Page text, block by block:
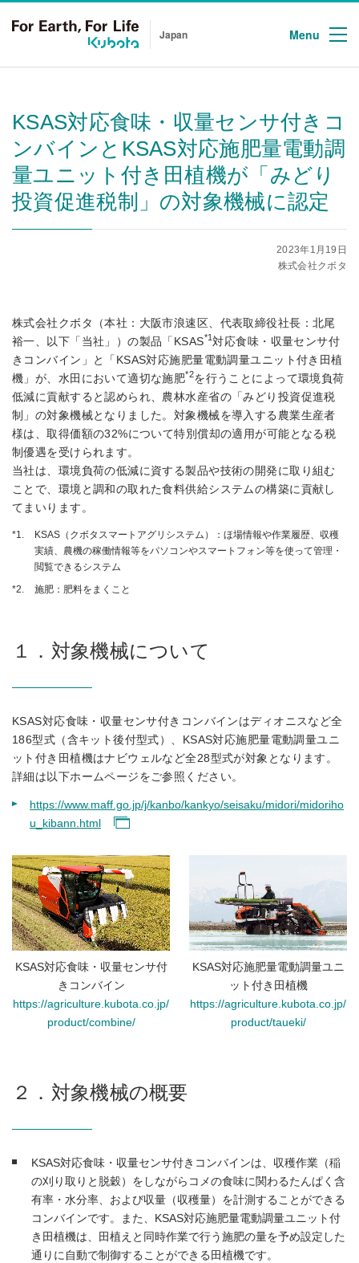
Japan Menu
KSAS対応食味・収量センサ付きコ
ンバインとKSAS対応施肥量電動調
量ユニット付き田植機が「みどり
投資促進税制」の対象機械に認定
2023年1月19日
株式会社クボタ
株式会社クボタ（本社：大阪市浪速区、代表取締役社長：北尾
裕一、以下「当社」）の製品「KSAS*1対応食味・収量センサ付
きコンバイン」と「KSAS対応施肥量電動調量ユニット付き田植
機」が、水田において適切な施肥*2を行うことによって環境負荷
低減に貢献すると認められ、農林水産省の「みどり投資促進税
制」の対象機械となりました。対象機械を導入する農業生産者
様は、取得価額の32%について特別償却の適用が可能となる税
制優遇を受けられます。
当社は、環境負荷の低減に資する製品や技術の開発に取り組む
ことで、環境と調和の取れた食料供給システムの構築に貢献し
てまいります。
*1.
KSAS（クボタスマートアグリシステム）：ほ場情報や作業履歴、収穫
実績、農機の稼働情報等をパソコンやスマートフォン等を使って管理・
閲覧できるシステム
*2.
施肥：肥料をまくこと
１．対象機械について
KSAS対応食味・収量センサ付きコンバインはディオニスなど全
186型式（含キット後付型式）、KSAS対応施肥量電動調量ユニ
ット付き田植機はナビウェルなど全28型式が対象となります。
詳細は以下ホームページをご参照ください。
https://www.maff.go.jp/j/kanbo/kankyo/seisaku/midori/midoriho
u_kibann.html
KSAS対応食味・収量センサ付
きコンバイン
https://agriculture.kubota.co.jp/
product/combine/
KSAS対応施肥量電動調量ユニ
ット付き田植機
https://agriculture.kubota.co.jp/
product/taueki/
２．対象機械の概要
KSAS対応食味・収量センサ付きコンバインは、収穫作業（稲
の刈り取りと脱穀）をしながらコメの食味に関わるたんぱく含
有率・水分率、および収量（収穫量）を計測することができる
コンバインです。また、KSAS対応施肥量電動調量ユニット付
き田植機は、田植えと同時作業で行う施肥の量を予め設定した
通りに自動で制御することができる田植機です。